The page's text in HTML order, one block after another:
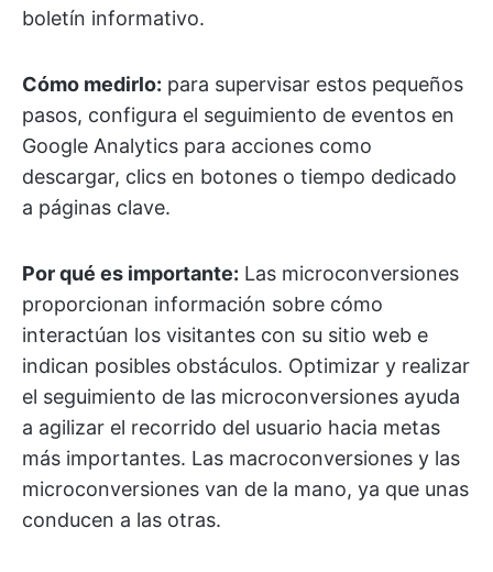
boletín informativo.
Cómo medirlo: para supervisar estos pequeños
pasos, configura el seguimiento de eventos en
Google Analytics para acciones como
descargar, clics en botones o tiempo dedicado
a páginas clave.
Por qué es importante: Las microconversiones
proporcionan información sobre cómo
interactúan los visitantes con su sitio web e
indican posibles obstáculos. Optimizar y realizar
el seguimiento de las microconversiones ayuda
a agilizar el recorrido del usuario hacia metas
más importantes. Las macroconversiones y las
microconversiones van de la mano, ya que unas
conducen a las otras.